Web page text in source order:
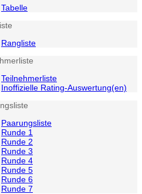
Tabelle
Rangliste
Teilnehmerliste
Inoffizielle Rating-Auswertung(en)
Paarungsliste
Runde 1
Runde 2
Runde 3
Runde 4
Runde 5
Runde 6
Runde 7